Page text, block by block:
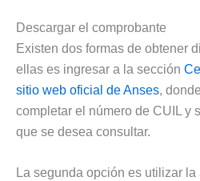
Descargar el comprobante
Existen dos formas de obtener
ellas es ingresar a la sección
sitio web oficial de Anses,
completar el número de CUIL y
que se desea consultar.
La segunda opción es utilizar